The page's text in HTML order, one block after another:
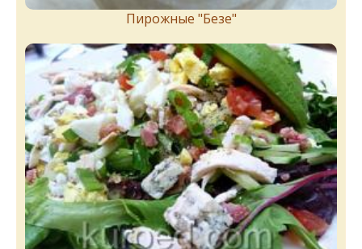
Пирожныe "Бeзe"